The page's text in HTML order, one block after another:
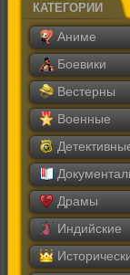
КАТЕГОРИИ
Аниме
Боевики
Вестерны
Военные
Драмы
Индийские